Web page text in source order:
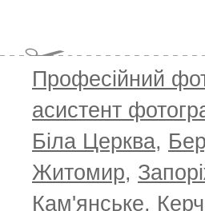
Професійний
асистент
Біла Церква,
Житомир,
Кам'янське, Керч